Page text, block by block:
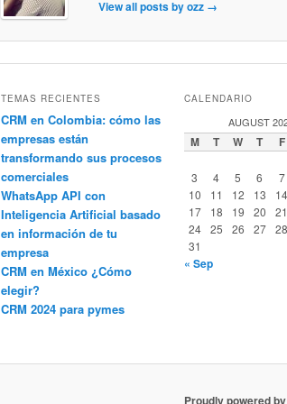
View all posts by ozz →
TEMAS RECIENTES
CRM en Colombia: cómo las
empresas están
transformando sus procesos
comerciales
WhatsApp API con
Inteligencia Artificial basado
en información de tu
empresa
CRM en México ¿Cómo
elegir?
CRM 2024 para pymes
CALENDARIO
AUGUST
M T W T F
3
4 5 6 7
10
11 12 13 14
17
18 19 20 21
24
25 26 27 28
31
« Sep
Proudly powered